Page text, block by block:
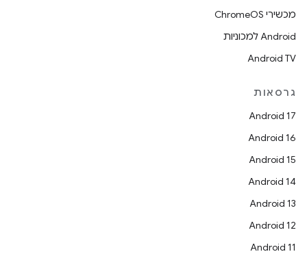
מכשירי ChromeOS
Android למכוניות
Android TV
גרסאות
Android 17
Android 16
Android 15
Android 14
Android 13
Android 12
Android 11